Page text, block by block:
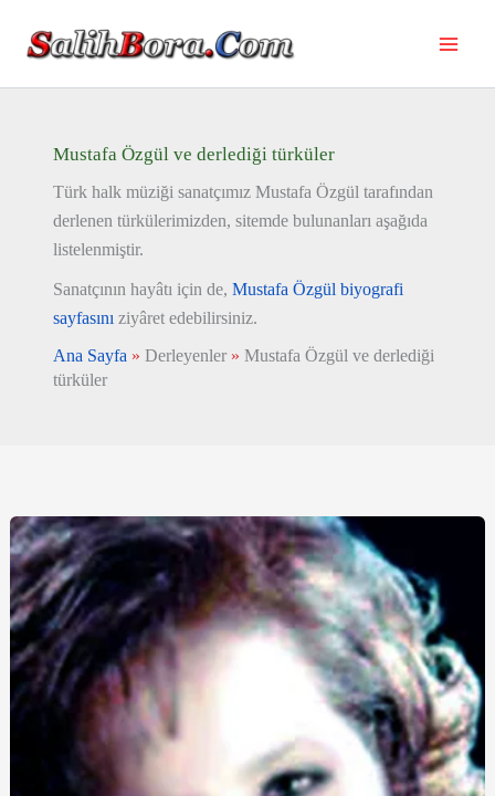
Mustafa Özgül ve derlediği türküler
Türk halk müziği sanatçımız Mustafa Özgül tarafından
derlenen türkülerimizden, sitemde bulunanları aşağıda
listelenmiştir.
Sanatçının hayâtı için de, Mustafa Özgül biyografi
sayfasını ziyâret edebilirsiniz.
Ana Sayfa » Derleyenler » Mustafa Özgül ve derlediği
türküler